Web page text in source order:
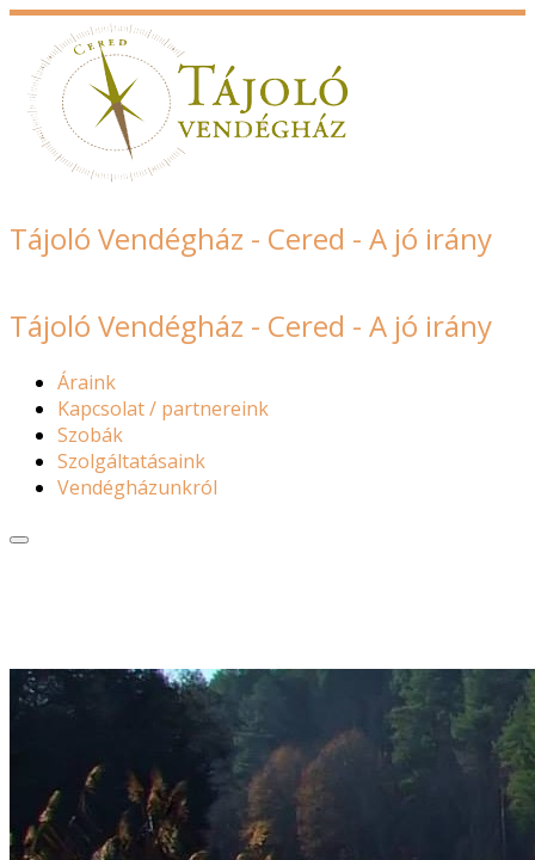
Tájoló Vendégház - Cered - A jó irány
Tájoló Vendégház - Cered - A jó irány
Áraink
Kapcsolat / partnereink
Szobák
Szolgáltatásaink
Vendégházunkról